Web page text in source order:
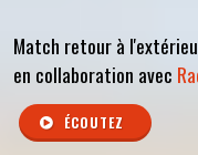
Match retour à
en collaboration avec
ÉCOUTEZ